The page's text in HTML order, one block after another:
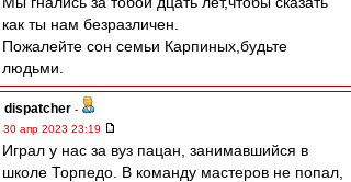
как ты нам безразличен.
Пожалейте сон семьи Карпиных,будьте
людьми.
dispatcher -
30 апр 2023 23:19
Играл у нас за вуз пацан, занимавшийся в
школе Торпедо. В команду мастеров не попал,